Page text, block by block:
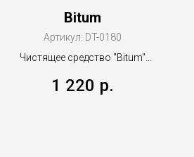
Bitum
Артикул: DT-0180
Чистящее средство "Bitum"
1 220 р.